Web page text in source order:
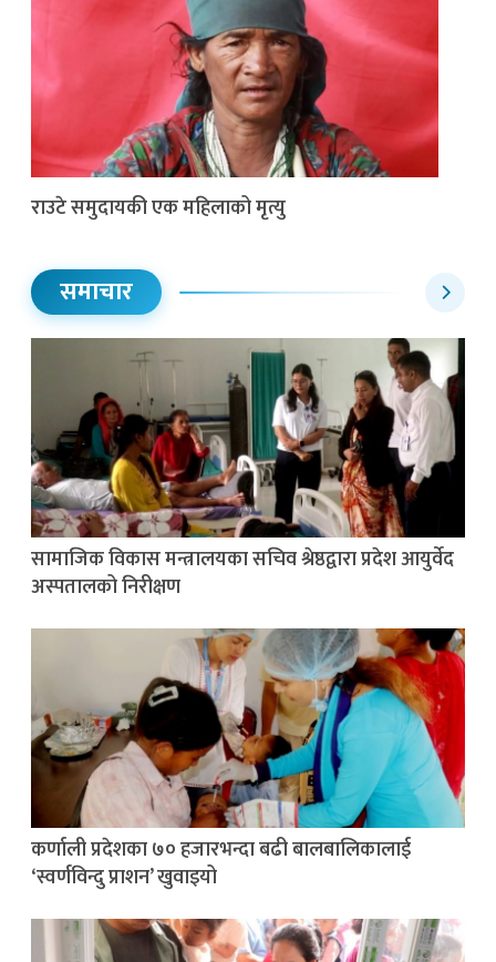
राउटे समुदायकी एक महिलाको मृत्यु
समाचार
सामाजिक विकास मन्त्रालयका सचिव श्रेष्ठद्वारा प्रदेश आयुर्वेद
अस्पतालको निरीक्षण
कर्णाली प्रदेशका ७० हजारभन्दा बढी बालबालिकालाई
‘स्वर्णविन्दु प्राशन’ खुवाइयो